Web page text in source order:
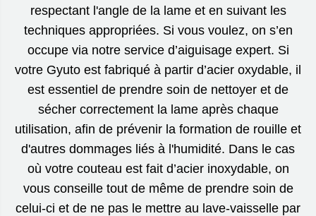
respectant l'angle de la lame et en suivant les
techniques appropriées. Si vous voulez, on s’en
occupe via notre service d’aiguisage expert. Si
votre Gyuto est fabriqué à partir d’acier oxydable, il
est essentiel de prendre soin de nettoyer et de
sécher correctement la lame après chaque
utilisation, afin de prévenir la formation de rouille et
d'autres dommages liés à l'humidité. Dans le cas
où votre couteau est fait d’acier inoxydable, on
vous conseille tout de même de prendre soin de
celui-ci et de ne pas le mettre au lave-vaisselle par